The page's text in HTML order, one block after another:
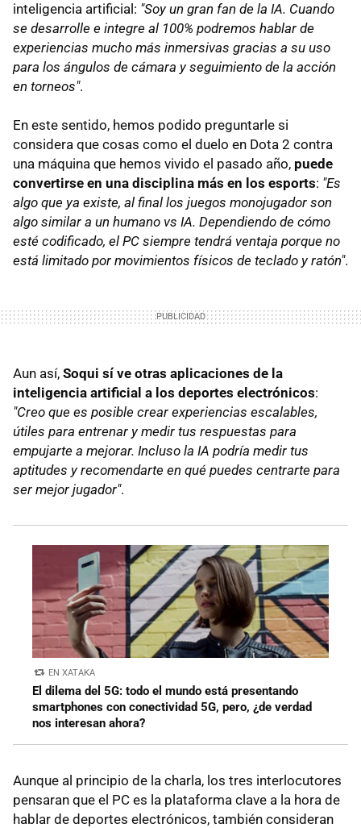
inteligencia artificial: "Soy un gran fan de la IA. Cuando
se desarrolle e integre al 100% podremos hablar de
experiencias mucho más inmersivas gracias a su uso
para los ángulos de cámara y seguimiento de la acción
en torneos".
En este sentido, hemos podido preguntarle si
considera que cosas como el duelo en Dota 2 contra
una máquina que hemos vivido el pasado año, puede
convertirse en una disciplina más en los esports: "Es
algo que ya existe, al final los juegos monojugador son
algo similar a un humano vs IA. Dependiendo de cómo
esté codificado, el PC siempre tendrá ventaja porque no
está limitado por movimientos físicos de teclado y ratón".
Aun así, Soqui sí ve otras aplicaciones de la
inteligencia artificial a los deportes electrónicos:
"Creo que es posible crear experiencias escalables,
útiles para entrenar y medir tus respuestas para
empujarte a mejorar. Incluso la IA podría medir tus
aptitudes y recomendarte en qué puedes centrarte para
ser mejor jugador".
EN XATAKA
El dilema del 5G: todo el mundo está presentando
smartphones con conectividad 5G, pero, ¿de verdad
nos interesan ahora?
Aunque al principio de la charla, los tres interlocutores
pensaran que el PC es la plataforma clave a la hora de
hablar de deportes electrónicos, también consideran